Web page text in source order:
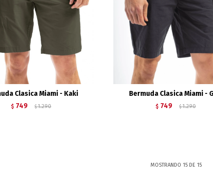
Clasica Miami - Kaki
$ 749 $ 1.290
Bermuda Clasica Miami -
$ 749 $ 1.290
MOSTRANDO 15DE 15